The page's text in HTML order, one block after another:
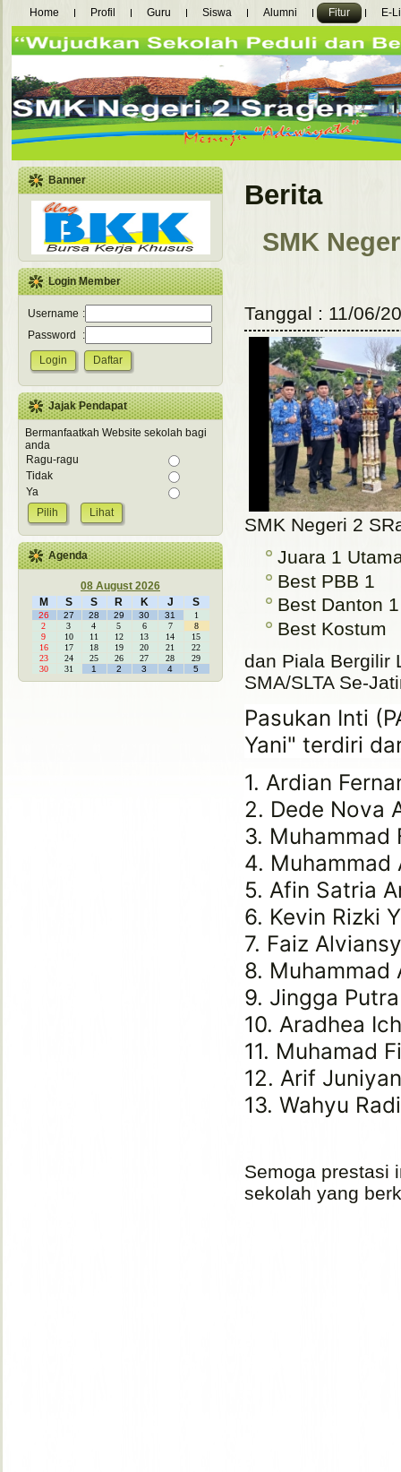
Home Profil Guru Siswa Alumni Fitur E-
Banner
Login Member
Username :
Password
:
Jajak Pendapat
Bermanfaatkah Website sekolah bagi
anda
Ragu-ragu
Tidak
Ya
Lihat
Agenda
08 August 2026
M
S S R K J S
26 27 28 29 30 31
1
2
3 4 5 6 7
8
9
10 11 12 13 14
15
16
17 18 19 20 21
22
23
24 25 26 27 28
29
30
31 1 2 3 4 5
Berita
SMK
Tanggal : 11/06/
SMK Negeri 2
Juara 1
Best PBB 1
Best Danton 1
Best Kostum
dan Piala Bergilir
SMA/SLTA Se-
Pasukan Inti
Yani" terdiri
1. Ardian
2. Dede Nova
3. Muhammad
4. Muhammad
5. Afin Satria
6. Kevin Rizki
7. Faiz
8. Muhammad
9. Jingga
10. Aradhea
11. Muhamad
12. Arif
13. Wahyu
Semoga prestasi
sekolah yang